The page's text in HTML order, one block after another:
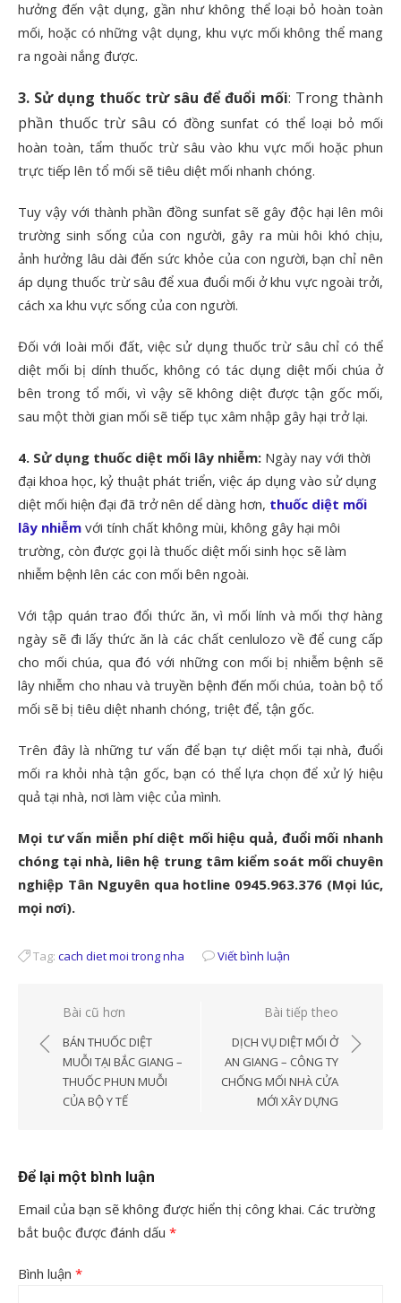
hưởng đến vật dụng, gần như không thể loại bỏ hoàn toàn
mối, hoặc có những vật dụng, khu vực mối không thể mang
ra ngoài nắng được.
3. Sử dụng thuốc trừ sâu để đuổi mối: Trong thành
phần thuốc trừ sâu có đồng sunfat có thể loại bỏ mối
hoàn toàn, tẩm thuốc trừ sâu vào khu vực mối hoặc phun
trực tiếp lên tổ mối sẽ tiêu diệt mối nhanh chóng.
Tuy vậy với thành phần đồng sunfat sẽ gây độc hại lên môi
trường sinh sống của con người, gây ra mùi hôi khó chịu,
ảnh hưởng lâu dài đến sức khỏe của con người, bạn chỉ nên
áp dụng thuốc trừ sâu để xua đuổi mối ở khu vực ngoài trởi,
cách xa khu vực sống của con người.
Đối với loài mối đất, việc sử dụng thuốc trừ sâu chỉ có thể
diệt mối bị dính thuốc, không có tác dụng diệt mối chúa ở
bên trong tổ mối, vì vậy sẽ không diệt được tận gốc mối,
sau một thời gian mối sẽ tiếp tục xâm nhập gây hại trở lại.
4. Sử dụng thuốc diệt mối lây nhiễm: Ngày nay với thời
đại khoa học, kỷ thuật phát triển, việc áp dụng vào sử dụng
diệt mối hiện đại đã trở nên dể dàng hơn, thuốc diệt mối
lây nhiễm với tính chất không mùi, không gây hại môi
trường, còn được gọi là thuốc diệt mối sinh học sẽ làm
nhiễm bệnh lên các con mối bên ngoài.
Với tập quán trao đổi thức ăn, vì mối lính và mối thợ hàng
ngày sẽ đi lấy thức ăn là các chất cenlulozo về để cung cấp
cho mối chúa, qua đó với những con mối bị nhiễm bệnh sẽ
lây nhiễm cho nhau và truyền bệnh đến mối chúa, toàn bộ tổ
mối sẽ bị tiêu diệt nhanh chóng, triệt để, tận gốc.
Trên đây là những tư vấn để bạn tự diệt mối tại nhà, đuổi
mối ra khỏi nhà tận gốc, bạn có thể lựa chọn để xử lý hiệu
quả tại nhà, nơi làm việc của mình.
Mọi tư vấn miễn phí diệt mối hiệu quả, đuổi mối nhanh
chóng tại nhà, liên hệ trung tâm kiểm soát mối chuyên
nghiệp Tân Nguyên qua hotline 0945.963.376 (Mọi lúc,
mọi nơi).
Tag: cach diet moi trong nha Viết bình luận
Điều
hướng
viết
Bài cũ hơn
BÁN THUỐC DIỆT
MUỖI TẠI BẮC GIANG –
THUỐC PHUN MUỖI
CỦA BỘ Y TẾ
Bài tiếp theo
DỊCH VỤ DIỆT MỐI Ở
AN GIANG – CÔNG TY
CHỐNG MỐI NHÀ CỬA
MỚI XÂY DỰNG
Để lại một bình luận
Email của bạn sẽ không được hiển thị công khai. Các trường
bắt buộc được đánh dấu *
Bình luận *